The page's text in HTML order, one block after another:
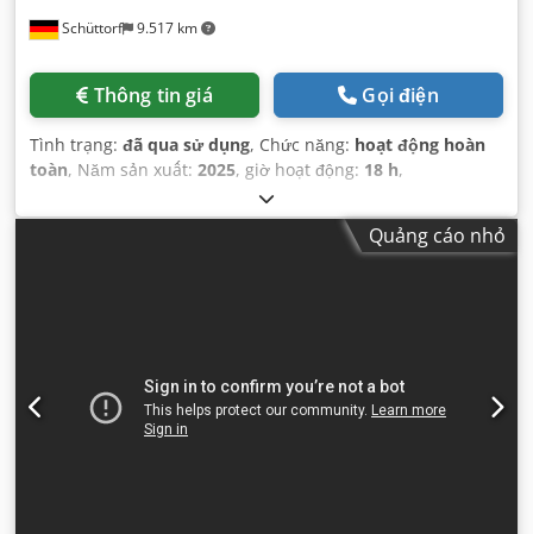
Schüttorf 9.517 km
Thông tin giá Gọi điện
Tình trạng: đã qua sử dụng, Chức năng: hoạt động hoàn
toàn, Năm sản xuất: 2025, giờ hoạt động: 18 h,
Quảng cáo nhỏ